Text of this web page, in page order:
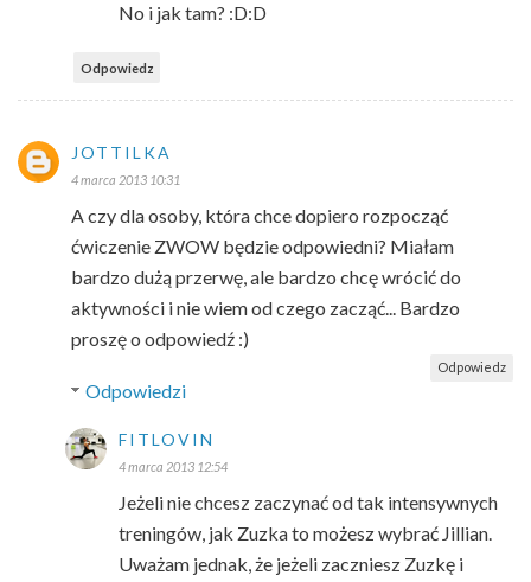
No i jak tam? :D:D
Odpowiedz
JOTTILKA
4 marca 2013 10:31
A czy dla osoby, która chce dopiero rozpocząć
ćwiczenie ZWOW będzie odpowiedni? Miałam
bardzo dużą przerwę, ale bardzo chcę wrócić do
aktywności i nie wiem od czego zacząć... Bardzo
proszę o odpowiedź :)
Odpowiedz
Odpowiedzi
FITLOVIN
4 marca 2013 12:54
Jeżeli nie chcesz zaczynać od tak intensywnych
treningów, jak Zuzka to możesz wybrać Jillian.
Uważam jednak, że jeżeli zaczniesz Zuzkę i